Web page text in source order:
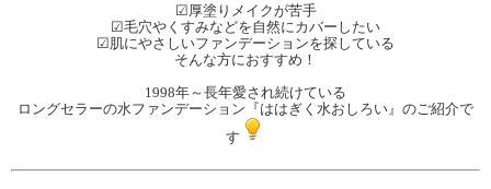
☑︎厚塗りメイクが苦手
☑毛穴やくすみなどを自然にカバーしたい
☑︎肌にやさしいファンデーションを探している
そんな方におすすめ！
1998年～長年愛され続けている
​​​​​ロングセラーの水ファンデーション『ははぎく水おしろい』のご紹介で
す